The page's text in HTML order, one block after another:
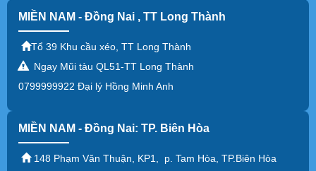
MIỀN NAM - Đồng Nai , TT Long Thành
Tổ 39 Khu cầu xéo, TT Long Thành
Ngay Mũi tàu QL51-TT Long Thành
0799999922 Đại lý Hồng Minh Anh
MIỀN NAM - Đồng Nai: TP. Biên Hòa
148 Phạm Văn Thuận, KP1, p. Tam Hòa, TP.Biên Hòa